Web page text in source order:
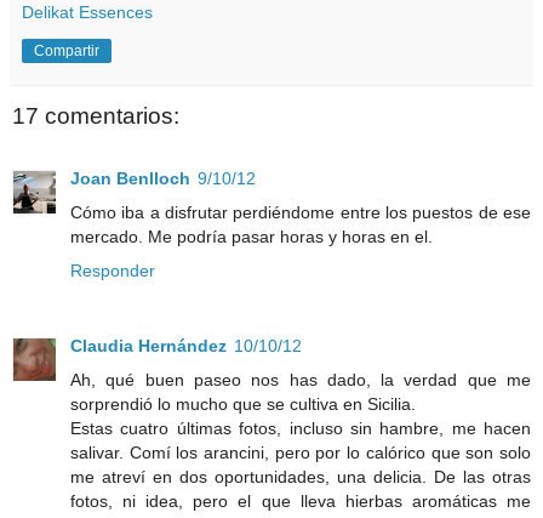
Delikat Essences
Compartir
17 comentarios:
Joan Benlloch 9/10/12
Cómo iba a disfrutar perdiéndome entre los puestos de ese
mercado. Me podría pasar horas y horas en el.
Responder
Claudia Hernández 10/10/12
Ah, qué buen paseo nos has dado, la verdad que me
sorprendió lo mucho que se cultiva en Sicilia.
Estas cuatro últimas fotos, incluso sin hambre, me hacen
salivar. Comí los arancini, pero por lo calórico que son solo
me atreví en dos oportunidades, una delicia. De las otras
fotos, ni idea, pero el que lleva hierbas aromáticas me